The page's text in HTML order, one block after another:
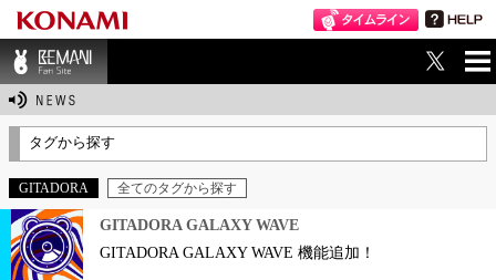
BEMANI Fan Sit
タグから探す
GITADORA 全てのタグから探す
GITADORA GALAXY WAVE
GITADORA GALAXY WAVE 機能追加！